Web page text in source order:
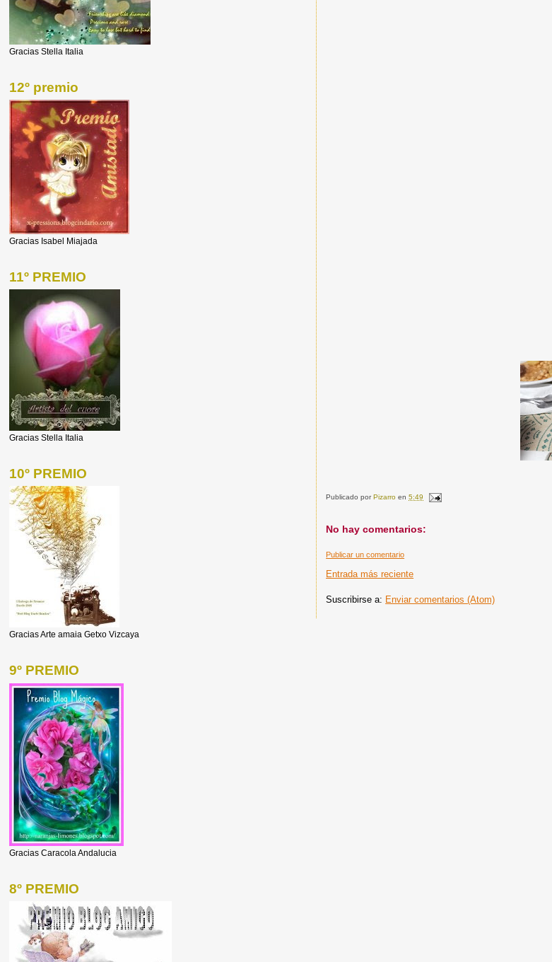
Publicado porPizarro en5:49
No hay comentarios:
Publicar un comentario
Entrada más reciente
Suscribirse a: Enviar comentarios (Atom)
Gracias Stella Italia
12º premio
Gracias Isabel Miajada
11º PREMIO
Gracias Stella Italia
10º PREMIO
Gracias Arte amaia Getxo Vizcaya
9º PREMIO
Gracias Caracola Andalucia
8º PREMIO